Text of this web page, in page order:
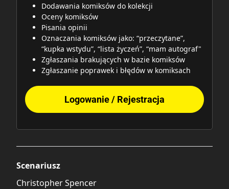
Dodawania komiksów do kolekcji
Oceny komiksów
Pisania opinii
Oznaczania komiksów jako: “przeczytane”,
“kupka wstydu”, “lista życzeń”, “mam autograf"
Zgłaszania brakujących w bazie komiksów
Zgłaszanie poprawek i błędów w komiksach
Logowanie / Rejestracja
Scenariusz
Christopher Spencer